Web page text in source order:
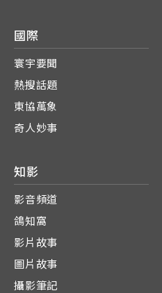
國際
寰宇要聞
熱搜話題
東協萬象
奇人妙事
知影
影音頻道
鴿知窩
影片故事
圖片故事
攝影筆記